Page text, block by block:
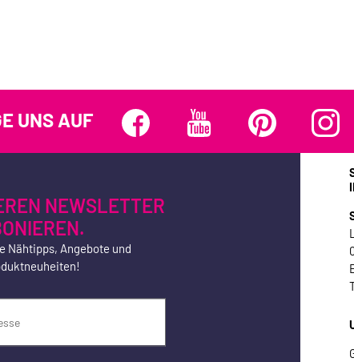
UNS AUF
NEWSLETTER
Nähtipps, Angebote und